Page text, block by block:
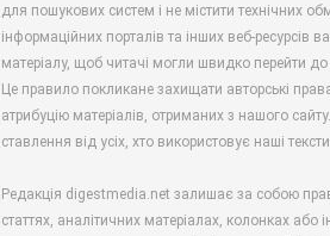
для пошукових систем і не містити технічних
інформаційних порталів та інших веб-
матеріалу, щоб читачі могли швидко перейти до
Це правило покликане захищати авторські
атрибуцію матеріалів, отриманих з нашого
ставлення від усіх, хто використовує наші
Редакція digestmedia.net залишає за собою
статтях, аналітичних матеріалах, колонках або